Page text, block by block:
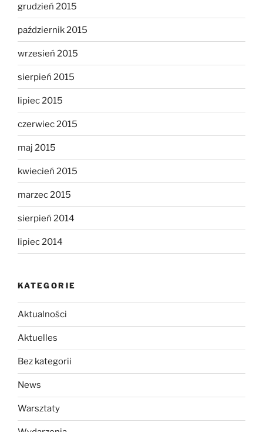
grudzień 2015
październik 2015
wrzesień 2015
sierpień 2015
lipiec 2015
czerwiec 2015
maj 2015
kwiecień 2015
marzec 2015
sierpień 2014
lipiec 2014
KATEGORIE
Aktualności
Aktuelles
Bez kategorii
News
Warsztaty